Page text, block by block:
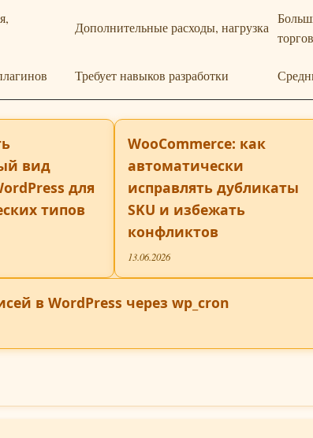
Дополнительные расходы, нагрузка
Требует навыков разработки
вид
для
типов
WooCommerce: как
автоматически
исправлять дубликаты
SKU и избежать
конфликтов
13.06.2026
в WordPress через wp_cron